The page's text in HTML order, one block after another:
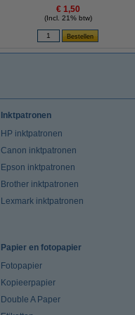
€ 1,50
(Incl. 21% btw)
Inktpatronen
HP inktpatronen
Canon inktpatronen
Epson inktpatronen
Brother inktpatronen
Lexmark inktpatronen
Papier en fotopapier
Fotopapier
Kopieerpapier
Double A Paper